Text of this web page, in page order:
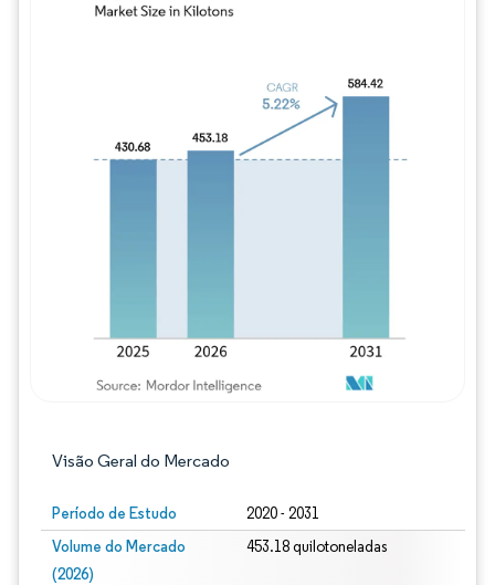
Visão Geral do Mercado
Período de Estudo 2020 - 2031
Volume do Mercado
(2026)
453.18 quilotoneladas